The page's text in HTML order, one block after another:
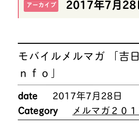
アーカイブ 2017年7月28
モバイルメルマガ 「吉
ｎｆｏ」
date
2017年7月28日
Category
メルマガ２０